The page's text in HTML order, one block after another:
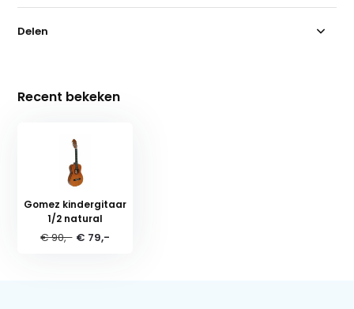
Delen
Recent bekeken
Gomez kindergitaar
1/2 natural
€ 90,- € 79,-